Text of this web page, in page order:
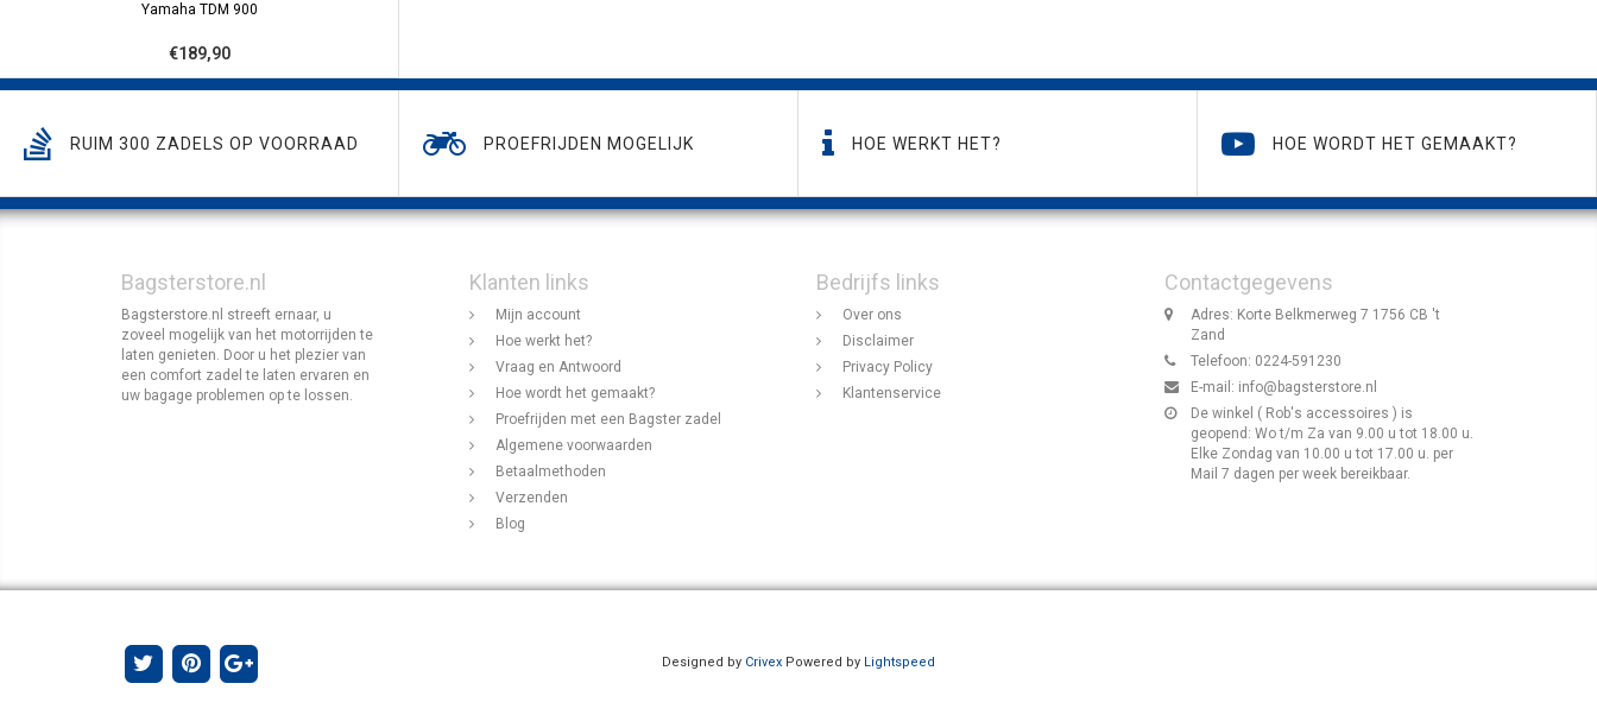
Yamaha TDM 900
€189,90
RUIM 300 ZADELS OP VOORRAAD PROEFRIJDEN MOGELIJK HOE WERKT HET? HOE WORDT HET GEMAAKT?
Bagsterstore.nl
Bagsterstore.nl streeft ernaar, u
zoveel mogelijk van het motorrijden te
laten genieten. Door u het plezier van
een comfort zadel te laten ervaren en
uw bagage problemen op te lossen.
Klanten links
Mijn account
Hoe werkt het?
Vraag en Antwoord
Hoe wordt het gemaakt?
Proefrijden met een Bagster zadel
Algemene voorwaarden
Betaalmethoden
Verzenden
Blog
Bedrijfs links
Over ons
Disclaimer
Privacy Policy
Klantenservice
Contactgegevens
Adres: Korte Belkmerweg 7 1756 CB 't
Zand
Telefoon: 0224-591230
E-mail: info@bagsterstore.nl
De winkel ( Rob's accessoires ) is
geopend: Wo t/m Za van 9.00 u tot 18.00 u.
Elke Zondag van 10.00 u tot 17.00 u. per
Mail 7 dagen per week bereikbaar.
Designed by Crivex Powered by Lightspeed